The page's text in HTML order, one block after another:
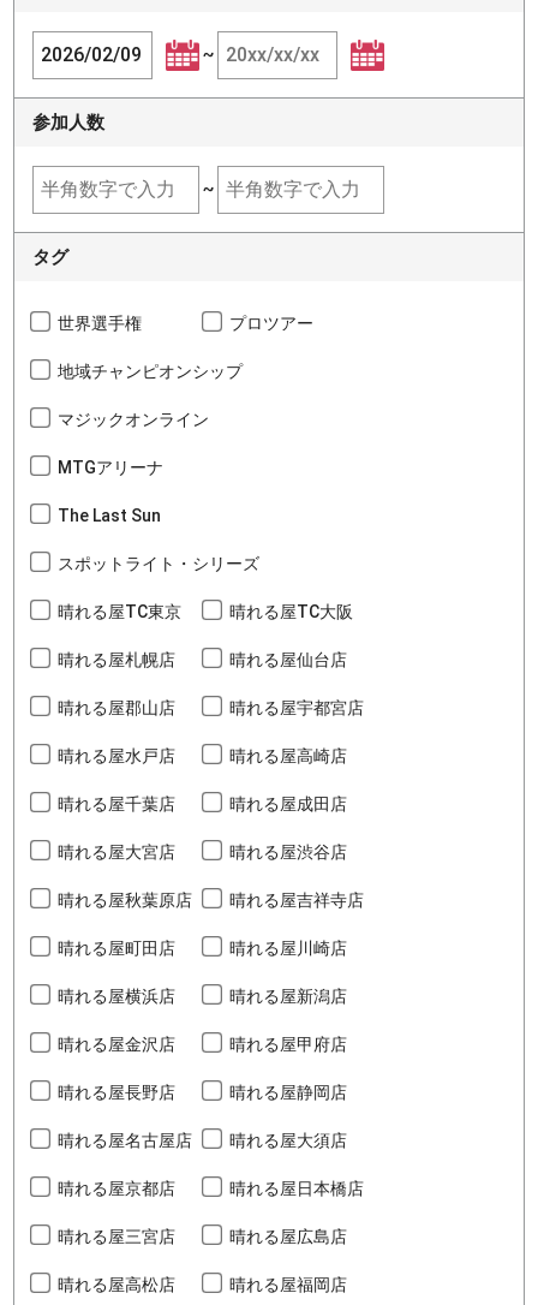
~
参加人数
~
タグ
世界選手権 プロツアー
地域チャンピオンシップ
マジックオンライン
MTGアリーナ
The Last Sun
スポットライト・シリーズ
晴れる屋TC東京 晴れる屋TC大阪
晴れる屋札幌店 晴れる屋仙台店
晴れる屋郡山店 晴れる屋宇都宮店
晴れる屋水戸店 晴れる屋高崎店
晴れる屋千葉店 晴れる屋成田店
晴れる屋大宮店 晴れる屋渋谷店
晴れる屋秋葉原店 晴れる屋吉祥寺店
晴れる屋町田店 晴れる屋川崎店
晴れる屋横浜店 晴れる屋新潟店
晴れる屋金沢店 晴れる屋甲府店
晴れる屋長野店 晴れる屋静岡店
晴れる屋名古屋店 晴れる屋大須店
晴れる屋京都店 晴れる屋日本橋店
晴れる屋三宮店 晴れる屋広島店
晴れる屋高松店 晴れる屋福岡店